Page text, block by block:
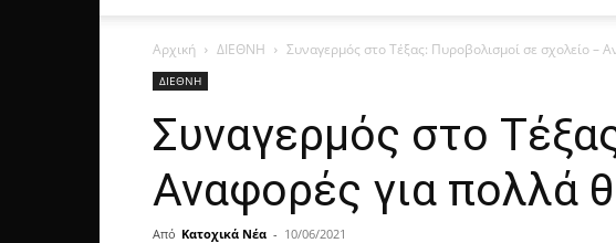
Αρχική ΔΙΕΘΝΗ Συναγερμός στο Τέξας: Πυροβολισμοί σε σχολείο –
ΔΙΕΘΝΗ
Συναγερμός στο
Αναφορές για πολλά
Από Κατοχικά Νέα - 10/06/2021